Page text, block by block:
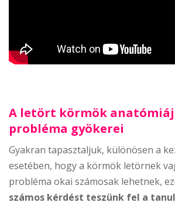
A letört körmök
probléma gyökerei
Gyakran tapasztaljuk, különösen a
esetében, hogy a körmök letörnek
probléma okai számosak lehetnek,
számos kérdést teszünk fel a